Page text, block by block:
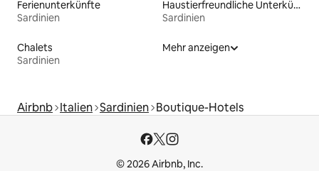
Ferienunterkünfte
Sardinien
Haustierfreundliche Unterkünfte
Sardinien
Chalets
Sardinien
Mehr anzeigen
Airbnb Italien Sardinien Boutique-Hotels
© 2026 Airbnb, Inc.